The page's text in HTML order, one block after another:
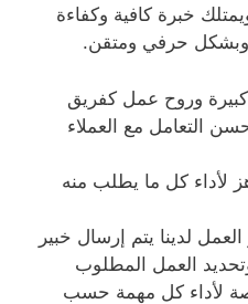
خبرة كافية وكفاءة
وبشكل حرفي ومتقن.
كبيرة وروح عمل كفريق
التعامل مع العملاء
لأداء كل ما يطلب منه
لدينا يتم إرسال خبير
العمل المطلوب
لأداء كل مهمة حسب